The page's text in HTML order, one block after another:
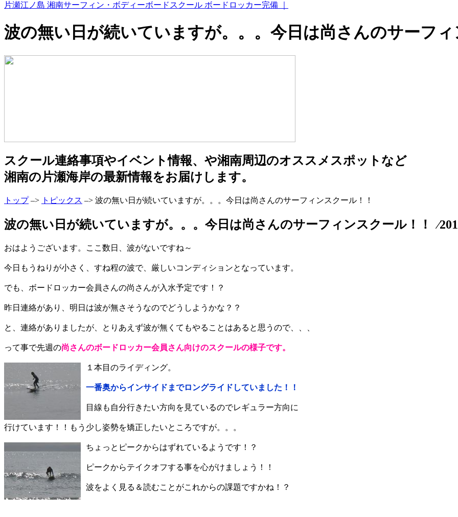
片瀬江ノ島 湘南サーフィン・ボディーボードスクール ボードロッカー完備 ｜
波の無い日が続いていますが。。。今日は尚さんのサーフィ
スクール連絡事項やイベント情報、や湘南周辺のオススメスポットなど
湘南の片瀬海岸の最新情報をお届けします。
トップ–> トピックス –> 波の無い日が続いていますが。。。今日は尚さんのサーフィンスクール！！
波の無い日が続いていますが。。。今日は尚さんのサーフィンスクール！！
おはようございます。ここ数日、波がないですね～
今日もうねりが小さく、すね程の波で、厳しいコンディションとなっています。
でも、ボードロッカー会員さんの尚さんが入水予定です！？
昨日連絡があり、明日は波が無さそうなのでどうしようかな？？
と、連絡がありましたが、とりあえず波が無くてもやることはあると思うので、、、
って事で先週の尚さんのボードロッカー会員さん向けのスクールの様子です。
１本目のライディング。
一番奥からインサイドまでロングライドしていました！！
目線も自分行きたい方向を見ているのでレギュラー方向に
行けています！！もう少し姿勢を矯正したいところですが。。。
ちょっとピークからはずれているようです！？
ピークからテイクオフする事を心がけましょう！！
波をよく見る＆読むことがこれからの課題ですかね！？